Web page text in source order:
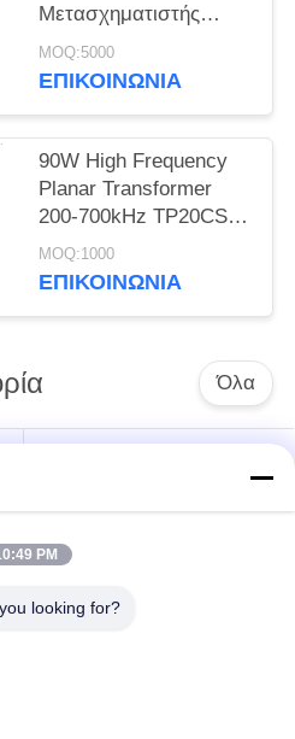
Μετασχηματιστής
Υψηλής Συχνότητας
Χαμηλού Προφίλ για
Μεταγωγής
MOQ:5000
ΕΠΙΚΟΙΝΩΝΙΑ
90W High Frequency
Planar Transformer
200-700kHz TP20CS
Series
MOQ:1000
ΕΠΙΚΟΙΝΩΝΙΑ
Όλα
μετασχηματιστής
τρέχων αισθητήρας
PM
looking for?